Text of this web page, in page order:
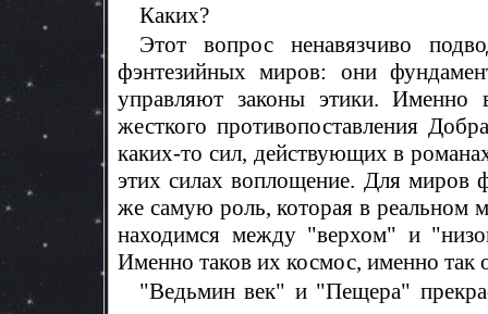
Каких?
Этот вопрос ненавязчиво
фэнтезийных миров: они
управляют законы этики. Именно
жесткого противопоставления
каких-то сил, действующих в
этих силах воплощение. Для миров
же самую роль, которая в реальном
находимся между "верхом" и
Именно таков их космос, именно так
"Ведьмин век" и "Пещера"